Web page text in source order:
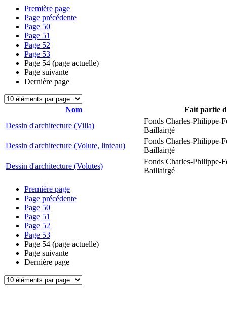
Première page
Page précédente
Page 50
Page 51
Page 52
Page 53
Page 54 (page actuelle)
Page suivante
Dernière page
Nom
Fait partie
Dessin d'architecture (Villa)
Fonds Charles-Philippe-
Baillairgé
Dessin d'architecture (Volute, linteau)
Fonds Charles-Philippe-
Baillairgé
Dessin d'architecture (Volutes)
Fonds Charles-Philippe-
Baillairgé
Première page
Page précédente
Page 50
Page 51
Page 52
Page 53
Page 54 (page actuelle)
Page suivante
Dernière page